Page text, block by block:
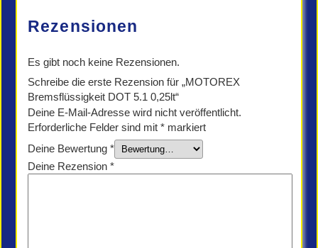
Rezensionen
Es gibt noch keine Rezensionen.
Schreibe die erste Rezension für „MOTOREX
Bremsflüssigkeit DOT 5.1 0,25lt“
Deine E-Mail-Adresse wird nicht veröffentlicht.
Erforderliche Felder sind mit * markiert
Deine Bewertung *
Deine Rezension *